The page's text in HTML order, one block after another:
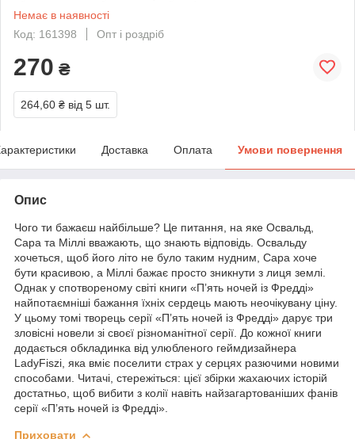
Немає в наявності
Код: 161398
Опт і роздріб
270 ₴
264,60 ₴ від 5 шт.
Доставка Оплата Умови повернення
Опис
Чого ти бажаєш найбільше? Це питання, на яке Освальд,
Сара та Міллі вважають, що знають відповідь. Освальду
хочеться, щоб його літо не було таким нудним, Сара хоче
бути красивою, а Міллі бажає просто зникнути з лиця землі.
Однак у спотвореному світі книги «П’ять ночей із Фредді»
найпотаємніші бажання їхніх сердець мають неочікувану ціну.
У цьому томі творець серії «П’ять ночей із Фредді» дарує три
зловісні новели зі своєї різноманітної серії. До кожної книги
додається обкладинка від улюбленого геймдизайнера
LadyFiszi, яка вміє поселити страх у серцях разючими новими
способами. Читачі, стережіться: цієї збірки жахаючих історій
достатньо, щоб вибити з колії навіть найзагартованіших фанів
серії «П’ять ночей із Фредді».
Приховати